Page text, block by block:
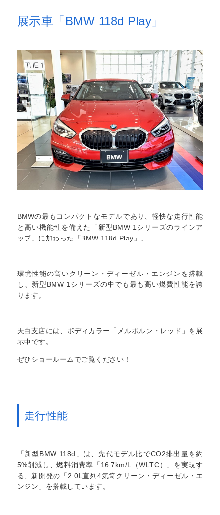
展示車「BMW 118d Play」
BMWの最もコンパクトなモデルであり、軽快な走行性能
と高い機能性を備えた「新型BMW 1シリーズのラインア
ップ」に加わった「BMW 118d Play」。
環境性能の高いクリーン・ディーゼル・エンジンを搭載
し、新型BMW 1シリーズの中でも最も高い燃費性能を誇
ります。
天白支店には、ボディカラー「メルボルン・レッド」を展
示中です。
ぜひショールームでご覧ください！
走行性能
「新型BMW 118d」は、先代モデル比でCO2排出量を約
5%削減し、燃料消費率「16.7km/L（WLTC）」を実現す
る、新開発の「2.0L直列4気筒クリーン・ディーゼル・エ
ンジン」を搭載しています。